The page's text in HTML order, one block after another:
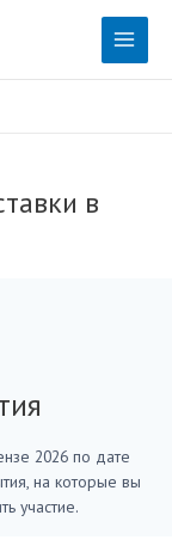
Main
в
2026 по дате
на которые вы
участие.